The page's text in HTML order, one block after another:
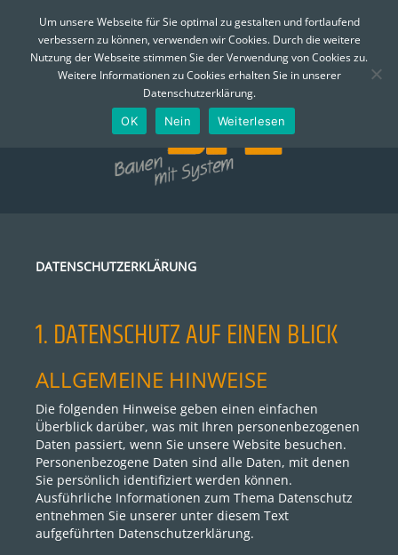
Telefon:0361 - 74 310Email:info@bfe-erfurt.de
DATENSCHUTZERKLÄRUNG
1. DATENSCHUTZ AUF EINEN BLICK
ALLGEMEINE HINWEISE
Die folgenden Hinweise geben einen einfachen
Überblick darüber, was mit Ihren personenbezogenen
Daten passiert, wenn Sie unsere Website besuchen.
Personenbezogene Daten sind alle Daten, mit denen
Sie persönlich identifiziert werden können.
Ausführliche Informationen zum Thema Datenschutz
entnehmen Sie unserer unter diesem Text
aufgeführten Datenschutzerklärung.
MENÜUm unsere Webseite für Sie optimal zu gestalten und fortlaufend
verbessern zu können, verwenden wir Cookies. Durch die weitere
Nutzung der Webseite stimmen Sie der Verwendung von Cookies zu.
Weitere Informationen zu Cookies erhalten Sie in unserer
Datenschutzerklärung.
OK Nein Weiterlesen